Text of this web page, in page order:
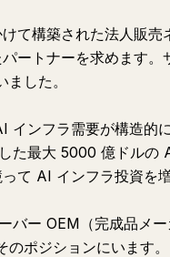
て構築された法人販
ートナーを求めます
した。
インフラ需要が構造的
た最大 5000 億ドルの
て AI インフラ投資を
バー OEM（完成品メ
ポジションにいます。